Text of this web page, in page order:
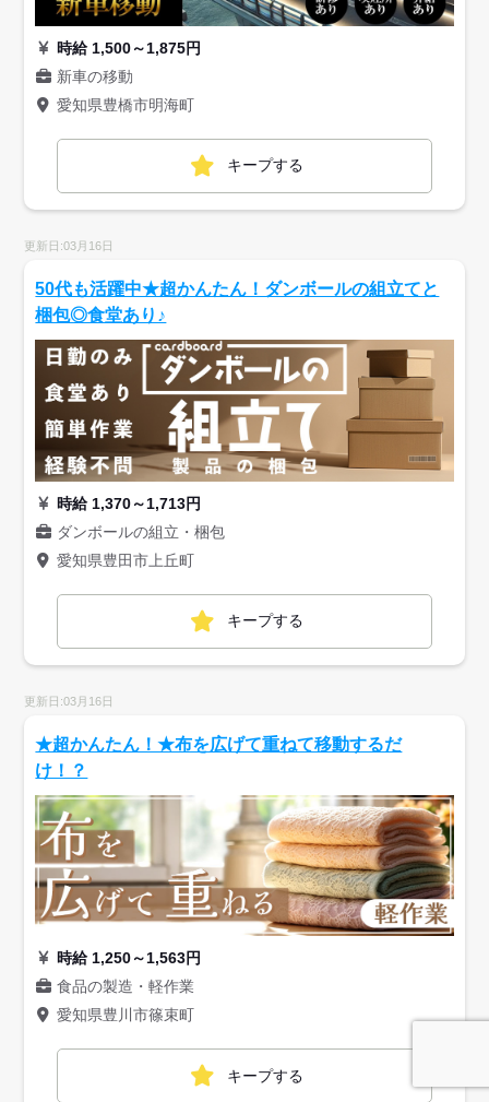
時給 1,500～1,875円
新車の移動
愛知県豊橋市明海町
キープする
更新日:03月16日
50代も活躍中★超かんたん！ダンボールの組立てと
梱包◎食堂あり♪
時給 1,370～1,713円
ダンボールの組立・梱包
愛知県豊田市上丘町
キープする
更新日:03月16日
★超かんたん！★布を広げて重ねて移動するだ
け！？
時給 1,250～1,563円
食品の製造・軽作業
愛知県豊川市篠束町
キープする